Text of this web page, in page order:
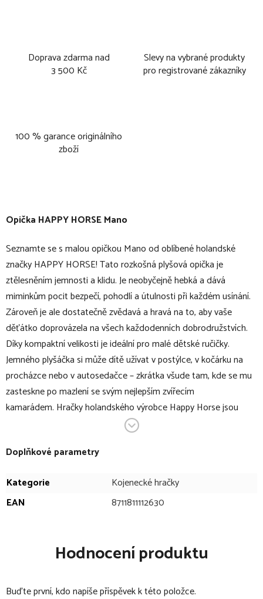
Doprava zdarma nad
3 500 Kč
Slevy na vybrané produkty
pro registrované zákazníky
100 % garance originálního
zboží
Opička HAPPY HORSE Mano
Seznamte se s malou opičkou Mano od oblíbené holandské
značky HAPPY HORSE! Tato rozkošná plyšová opička je
ztělesněním jemnosti a klidu. Je neobyčejně hebká a dává
miminkům pocit bezpečí, pohodlí a útulnosti při každém usínání.
Zároveň je ale dostatečně zvědavá a hravá na to, aby vaše
děťátko doprovázela na všech každodenních dobrodružstvích.
Díky kompaktní velikosti je ideální pro malé dětské ručičky.
Jemného plyšáčka si může dítě užívat v postýlce, v kočárku na
procházce nebo v autosedačce – zkrátka všude tam, kde se mu
zasteskne po mazlení se svým nejlepším zvířecím
kamarádem. Hračky holandského výrobce Happy Horse jsou
testované a neobsahují toxické látky. Všechny produkty jsou
příjemná na dotyk
testované, neobsahuje toxické látky
materiál: 100% polyester
Doplňkové parametry
Kategorie
Kojenecké hračky
EAN
8711811112630
Hodnocení produktu
Buďte první, kdo napíše příspěvek k této položce.